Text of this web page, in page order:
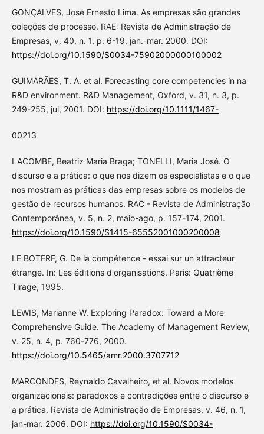
GONÇALVES, José Ernesto Lima. As empresas são grandes
coleções de processo. RAE: Revista de Administração de
Empresas, v. 40, n. 1, p. 6-19, jan.-mar. 2000. DOI:
https://doi.org/10.1590/S0034-75902000000100002
GUIMARÃES, T. A. et al. Forecasting core competencies in na
R&D environment. R&D Management, Oxford, v. 31, n. 3, p.
249-255, jul, 2001. DOI: https://doi.org/10.1111/1467-
00213
LACOMBE, Beatriz Maria Braga; TONELLI, Maria José. O
discurso e a prática: o que nos dizem os especialistas e o que
nos mostram as práticas das empresas sobre os modelos de
gestão de recursos humanos. RAC - Revista de Administração
Contemporânea, v. 5, n. 2, maio-ago, p. 157-174, 2001.
https://doi.org/10.1590/S1415-65552001000200008
LE BOTERF, G. De la compétence - essai sur un attracteur
étrange. In: Les éditions d'organisations. Paris: Quatrième
Tirage, 1995.
LEWIS, Marianne W. Exploring Paradox: Toward a More
Comprehensive Guide. The Academy of Management Review,
v. 25, n. 4, p. 760-776, 2000.
https://doi.org/10.5465/amr.2000.3707712
MARCONDES, Reynaldo Cavalheiro, et al. Novos modelos
organizacionais: paradoxos e contradições entre o discurso e
a prática. Revista de Administração de Empresas, v. 46, n. 1,
jan-mar. 2006. DOI: https://doi.org/10.1590/S0034-